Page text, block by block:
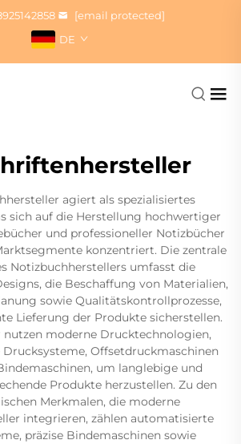
[email protected]
DE
agiert als spezialisiertes
sich auf die Herstellung hochwertiger
und professioneller Notizbücher
konzentriert. Die zentrale
Notizbuchherstellers umfasst die
die Beschaffung von Materialien,
sowie Qualitätskontrollprozesse,
Lieferung der Produkte sicherstellen.
nutzen moderne Drucktechnologien,
Offsetdruckmaschinen
um langlebige und
Produkte herzustellen. Zu den
Merkmalen, die moderne
integrieren, zählen automatisierte
präzise Bindemaschinen sowie